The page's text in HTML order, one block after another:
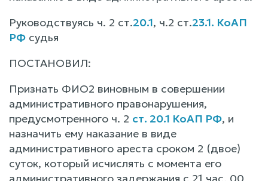
Руководствуясь ч. 2 ст.20.1, ч.2 ст.23.1. КоАП
РФ судья
ПОСТАНОВИЛ:
Признать ФИО2 виновным в совершении
административного правонарушения,
предусмотренного ч. 2 ст. 20.1 КоАП РФ, и
назначить ему наказание в виде
административного ареста сроком 2 (двое)
суток, который исчислять с момента его
административного задержания с 21 час. 00